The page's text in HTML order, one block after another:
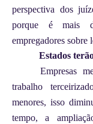
perspectiva dos
porque é mais
empregadores sobre
Estados
Empresas
trabalho
menores, isso
tempo, a